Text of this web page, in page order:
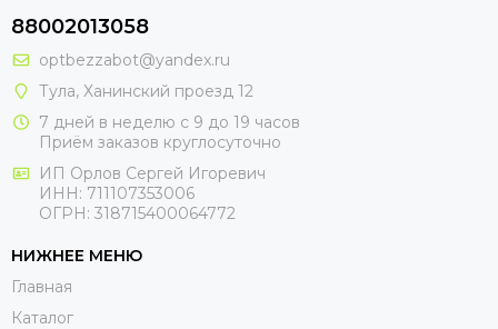
88002013058
optbezzabot@yandex.ru
Тула, Ханинский проезд 12
7 дней в неделю с 9 до 19 часов
Приём заказов круглосуточно
ИП Орлов Сергей Игоревич
ИНН: 711107353006
ОГРН: 318715400064772
НИЖНЕЕ МЕНЮ
Главная
Каталог